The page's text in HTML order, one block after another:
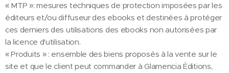
« MTP »: mesures techniques de protection imposées par les
éditeurs et/ou diffuseur des ebooks et destinées à protéger
ces derniers des utilisations des ebooks non autorisées par
la licence d'utilisation.
« Produits » : ensemble des biens proposés à la vente sur le
site et que le client peut commander à Glamencia Éditions,